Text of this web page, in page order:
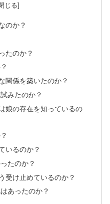
のか？
たのか？
関係を築いたのか？
みたのか？
娘の存在を知っているの
いるのか？
たのか？
受け止めているのか？
あったのか？